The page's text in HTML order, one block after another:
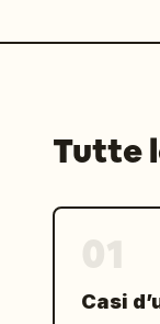
Tutte
Casi